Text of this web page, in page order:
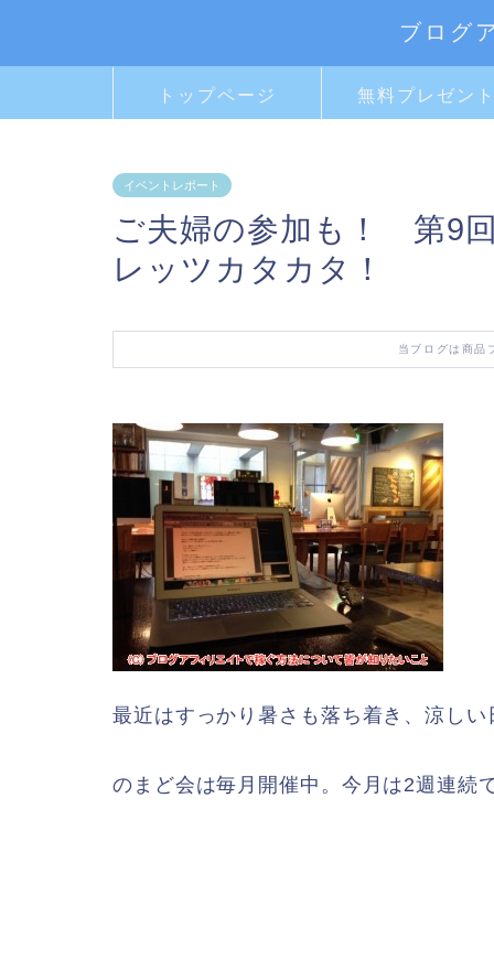
ブログ
トップページ 無料プレゼン
イベントレポート
ご夫婦の参加も！ 第9
レッツカタカタ！
当ブログは商品
最近はすっかり暑さも落ち着き、涼し
のまど会は毎月開催中。今月は2週連続